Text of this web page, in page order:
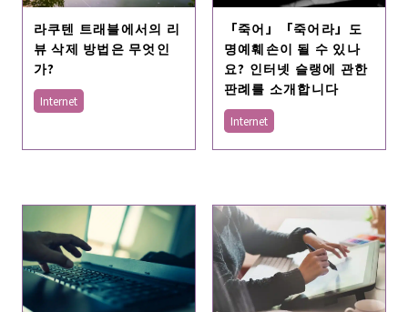
라쿠텐 트래블에서의 리
뷰 삭제 방법은 무엇인
가?
Internet
「죽어」「죽어라」도
명예훼손이 될 수 있나
요? 인터넷 슬랭에 관한
판례를 소개합니다
Internet